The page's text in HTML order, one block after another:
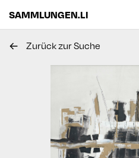
SAMMLUNGEN.LI
Zurück zur Suche